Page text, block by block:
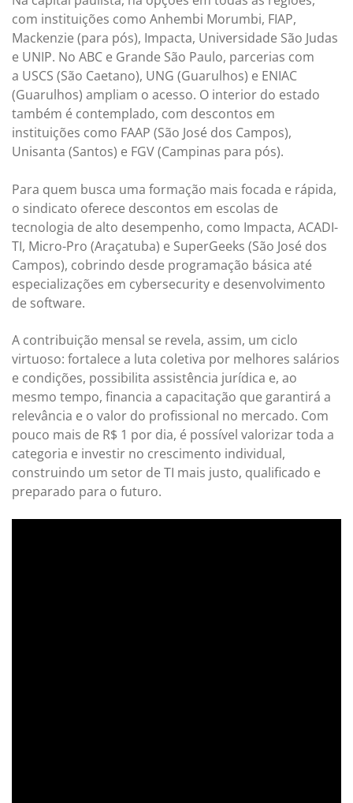
com instituições como Anhembi Morumbi, FIAP,
Mackenzie (para pós), Impacta, Universidade São Judas
e UNIP. No ABC e Grande São Paulo, parcerias com
a USCS (São Caetano), UNG (Guarulhos) e ENIAC
(Guarulhos) ampliam o acesso. O interior do estado
também é contemplado, com descontos em
instituições como FAAP (São José dos Campos),
Unisanta (Santos) e FGV (Campinas para pós).
Para quem busca uma formação mais focada e rápida,
o sindicato oferece descontos em escolas de
tecnologia de alto desempenho, como Impacta, ACADI-
TI, Micro-Pro (Araçatuba) e SuperGeeks (São José dos
Campos), cobrindo desde programação básica até
especializações em cybersecurity e desenvolvimento
de software.
A contribuição mensal se revela, assim, um ciclo
virtuoso: fortalece a luta coletiva por melhores salários
e condições, possibilita assistência jurídica e, ao
mesmo tempo, financia a capacitação que garantirá a
relevância e o valor do profissional no mercado. Com
pouco mais de R$ 1 por dia, é possível valorizar toda a
categoria e investir no crescimento individual,
construindo um setor de TI mais justo, qualificado e
preparado para o futuro.